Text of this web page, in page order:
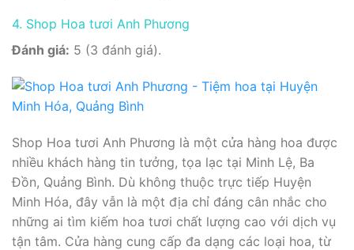
4. Shop Hoa tươi Anh Phương
Đánh giá: 5 (3 đánh giá).
Shop Hoa tươi Anh Phương là một cửa hàng hoa được
nhiều khách hàng tin tưởng, tọa lạc tại Minh Lệ, Ba
Đồn, Quảng Bình. Dù không thuộc trực tiếp Huyện
Minh Hóa, đây vẫn là một địa chỉ đáng cân nhắc cho
những ai tìm kiếm hoa tươi chất lượng cao với dịch vụ
tận tâm. Cửa hàng cung cấp đa dạng các loại hoa, từ